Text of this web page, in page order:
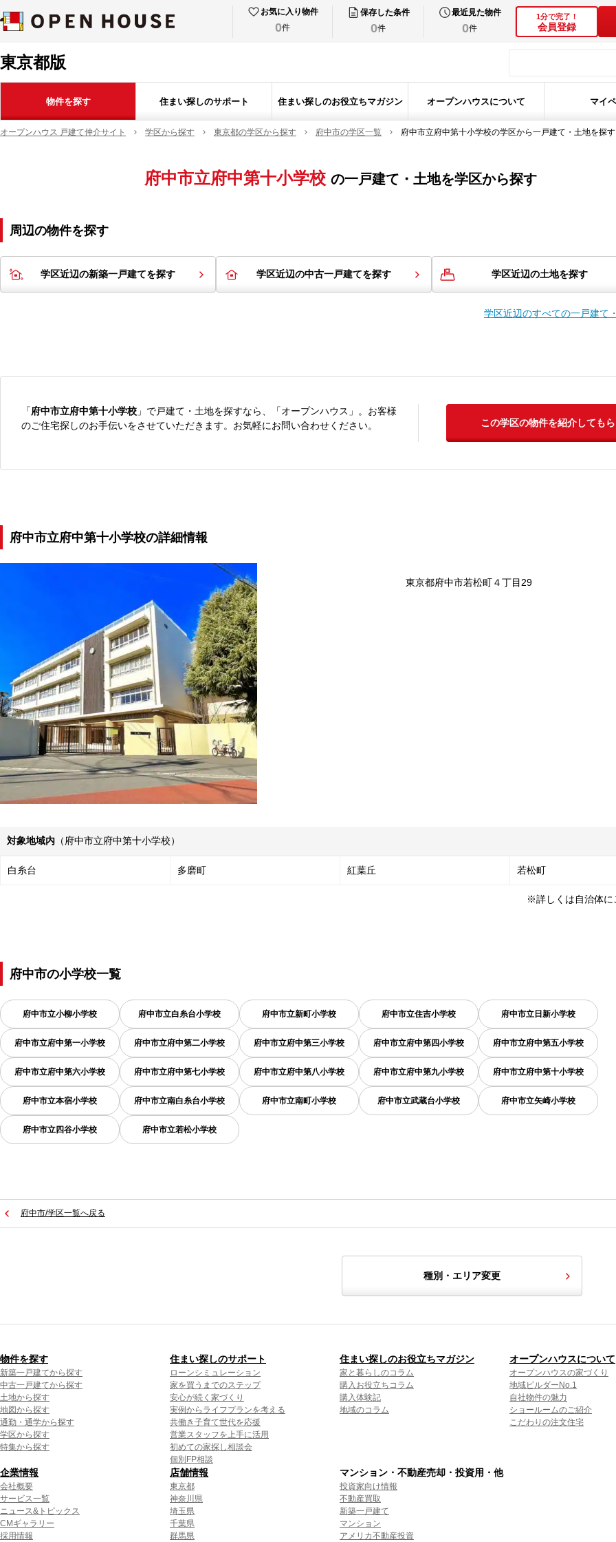
お気に入り物件
0件
保存した条件
0件
最近見た物件
0件
1分で完了！
会員登録
東京都版
物件を探す 住まい探しのサポート 住まい探しのお役立ちマガジン オープンハウスについて マイ
オープンハウス 戸建て仲介サイト 学区から探す 東京都の学区から探す 府中市の学区一覧 府中市立府中第十小学校の学区から一戸建て・土地を探す
府中市立府中第十小学校 の一戸建て・土地を学区から探す
周辺の物件を探す
学区近辺の新築一戸建てを探す 学区近辺の中古一戸建てを探す 学区近辺の土地を探す
学区近辺のすべての一戸建て
「府中市立府中第十小学校 」で戸建て・土地を探すなら、「オープンハウス」。お客様
のご住宅探しのお手伝いをさせていただきます。お気軽にお問い合わせください。
この学区の物件を紹介してもら
府中市立府中第十小学校の詳細情報
東京都府中市若松町４丁目29
対象地域内 （府中市立府中第十小学校）
白糸台 多磨町 紅葉丘 若松町
※詳しくは自治体に
府中市の小学校一覧
府中市立小柳小学校 府中市立白糸台小学校 府中市立新町小学校 府中市立住吉小学校 府中市立日新小学校
府中市立府中第一小学校 府中市立府中第二小学校 府中市立府中第三小学校 府中市立府中第四小学校 府中市立府中第五小学校
府中市立府中第六小学校 府中市立府中第七小学校 府中市立府中第八小学校 府中市立府中第九小学校 府中市立府中第十小学校
府中市立本宿小学校 府中市立南白糸台小学校 府中市立南町小学校 府中市立武蔵台小学校 府中市立矢崎小学校
府中市立四谷小学校 府中市立若松小学校
府中市/学区一覧へ戻る
種別・エリア変更
物件を探す
新築一戸建てから探す
中古一戸建てから探す
土地から探す
地図から探す
通勤・通学から探す
学区から探す
特集から探す
住まい探しのサポート
ローンシミュレーション
家を買うまでのステップ
安心が続く家づくり
実例からライフプランを考える
共働き子育て世代を応援
営業スタッフを上手に活用
初めての家探し相談会
個別FP相談
住まい探しのお役立ちマガジン
家と暮らしのコラム
購入お役立ちコラム
購入体験記
地域のコラム
オープンハウスについて
オープンハウスの家づくり
地域ビルダーNo.1
自社物件の魅力
ショールームのご紹介
こだわりの注文住宅
企業情報
会社概要
サービス一覧
ニュース&トピックス
CMギャラリー
採用情報
店舗情報
東京都
神奈川県
埼玉県
千葉県
群馬県
マンション・不動産売却・投資用・他
投資家向け情報
不動産買取
新築一戸建て
マンション
アメリカ不動産投資